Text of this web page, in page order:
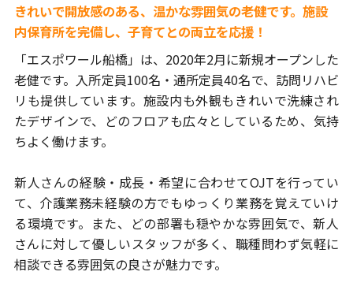
きれいで開放感のある、温かな雰囲気の老健です。 施設
内保育所を完備し、子育てとの両立を応援！
「エスポワール船橋」は、2020年2月に新規オープンした
老健です。入所定員100名・通所定員40名で、訪問リハビ
リも提供しています。施設内も外観もきれいで洗練され
たデザインで、
どのフロアも広々としているため、気持
ちよく働けます。
新人さんの経験・成長・希望に合わせてOJTを行ってい
て、 介護業務未経験の方でもゆっくり業務を覚えていけ
る環境です。 また、どの部署も穏やかな雰囲気で、新人
さんに対して優しいスタッフが多く、職種問わず気軽に
相談できる雰囲気の良さが魅力です。